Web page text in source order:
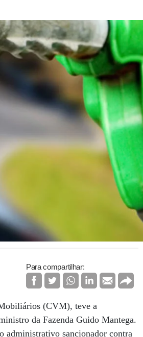
Para compartilhar:
(CVM), teve a
da Fazenda Guido Mantega.
administrativo sancionador contra